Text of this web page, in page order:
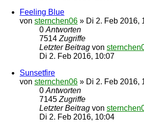
Feeling Blue
von sternchen06 » Di 2. Feb 2016,
0 Antworten
7514 Zugriffe
Letzter Beitrag von
Di 2. Feb 2016, 10:07
Sunsetfire
von sternchen06 » Di 2. Feb 2016,
0 Antworten
7145 Zugriffe
Letzter Beitrag von
Di 2. Feb 2016, 10:04